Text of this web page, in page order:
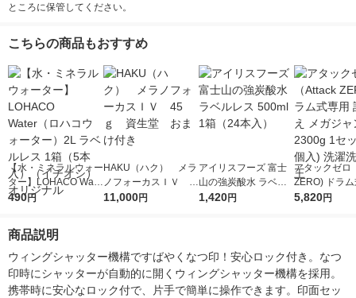
ところに保管してください。
こちらの商品もおすすめ
【水・ミネラルウォー
ター】LOHACO Wate
r（ロハコウォータ
シ） オリジナル
490円
HAKU（ハク） メラ
ノフォーカスＩＶ 4
5ｇ 資生堂 おまけ
11,000円
アイリスフーズ 富士
山の強炭酸水 ラベル
レス 500ml 1箱（24
1,420円
アタックゼロ
ZERO) ドラ
詰め替え メガ
5,820円
商品説明
ウィングシャッター機構ですばやくなつ印！安心ロック付き。なつ
印時にシャッターが自動的に開くウィングシャッター機構を採用。
携帯時に安心なロック付で、片手で簡単に操作できます。印面セッ